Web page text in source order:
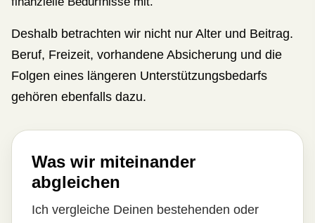
Deshalb betrachten wir nicht nur Alter und Beitrag.
Beruf, Freizeit, vorhandene Absicherung und die
Folgen eines längeren Unterstützungsbedarfs
gehören ebenfalls dazu.
Was wir miteinander
abgleichen
Ich vergleiche Deinen bestehenden oder